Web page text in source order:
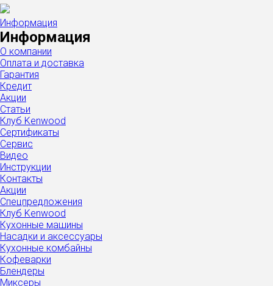
Информация
Информация
О компании
Оплата и доставка
Гарантия
Кредит
Акции
Статьи
Клуб Kenwood
Сертификаты
Сервис
Видео
Инструкции
Контакты
Акции
Спецпредложения
Клуб Kenwood
Кухонные машины
Насадки и аксессуары
Кухонные комбайны
Кофеварки
Блендеры
Миксеры